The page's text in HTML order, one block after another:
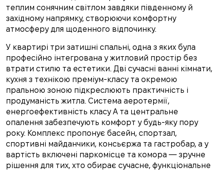
теплим сонячним світлом завдяки південному й
західному напрямку, створюючи комфортну
атмосферу для щоденного відпочинку.
У квартирі три затишні спальні, одна з яких була
професійно інтегрована у житловий простір без
втрати стилю та естетики. Дві сучасні ванні кімнати,
кухня з технікою преміум-класу та окремою
пральною зоною підкреслюють практичність і
продуманість житла. Система аеротермії,
енергоефективність класу А та центральне
опалення забезпечують комфорт у будь-яку пору
року. Комплекс пропонує басейн, спортзал,
спортивні майданчики, консьєржа та гастробар, а у
вартість включені паркомісце та комора — зручне
рішення для тих, хто обирає сучасне, функціональне